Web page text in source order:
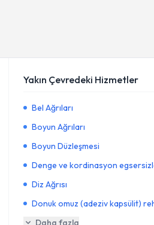
Yakın Çevredeki Hizmetler
Bel Ağrıları
Boyun Ağrıları
Boyun Düzleşmesi
Denge ve kordinasyon
Diz Ağrısı
Donuk omuz (adeziv kapsülit)
Daha fazla